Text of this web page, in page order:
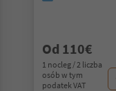
Od 110€
1 nocleg / 2 liczba
osób w tym
podatek VAT